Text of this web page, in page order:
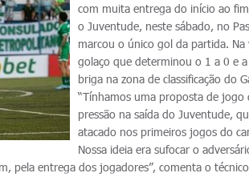
com muita entrega do início ao
o Juventude, neste sábado, no
marcou o único gol da partida. Na
golaço que determinou o 1 a 0 e
briga na zona de classificação do
“Tínhamos uma proposta de jogo
pressão na saída do Juventude,
atacado nos primeiros jogos do
Nossa ideia era sufocar o
pela entrega dos jogadores”, comenta o